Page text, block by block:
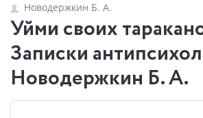
Новодержкин Б. А.
Уйми своих
Записки
Новодержкин Б. А.